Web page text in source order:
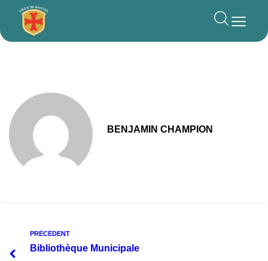
principal
BENJAMIN CHAMPION
PRÉCÉDENT
Bibliothèque Municipale